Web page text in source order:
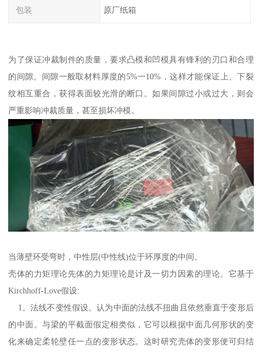
包装 原厂纸箱
为了保证冲裁制件的质量，要求凸模和凹模具有锋利的刃口和合理
的间隙。间隙一般取材料厚度的5%一10%，这样才能保证上、下裂
纹相互重合，获得表面较光滑的断口。如果间隙过小或过大，则会
严重影响冲裁质量，甚至损坏冲模。
当薄壁环受弯时，中性层(中性线)位于环厚度的中间。
壳体的力矩理论先体的力矩理论是计及一切力因素的理论。它基于
Kirchhoff-Love假设:
1。法线不变性假设。认为中面的法线不扭曲且依然垂直于变形后
的中面。与梁的平截面假定相类似，它可以根据中面几何形状的变
化来确定柔轮壁任一点的变形状态。这时研究壳体的变形便可归结